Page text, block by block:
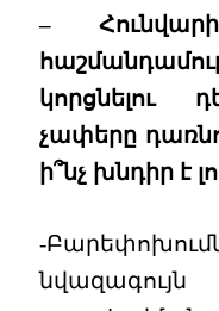
–
կորցնելու
չափերը
ի՞նչ խնդիր է
-